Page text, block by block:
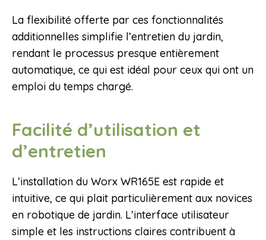
La flexibilité offerte par ces fonctionnalités
additionnelles simplifie l’entretien du jardin,
rendant le processus presque entièrement
automatique, ce qui est idéal pour ceux qui ont un
emploi du temps chargé.
Facilité d’utilisation et
d’entretien
L’installation du Worx WR165E est rapide et
intuitive, ce qui plait particulièrement aux novices
en robotique de jardin. L’interface utilisateur
simple et les instructions claires contribuent à